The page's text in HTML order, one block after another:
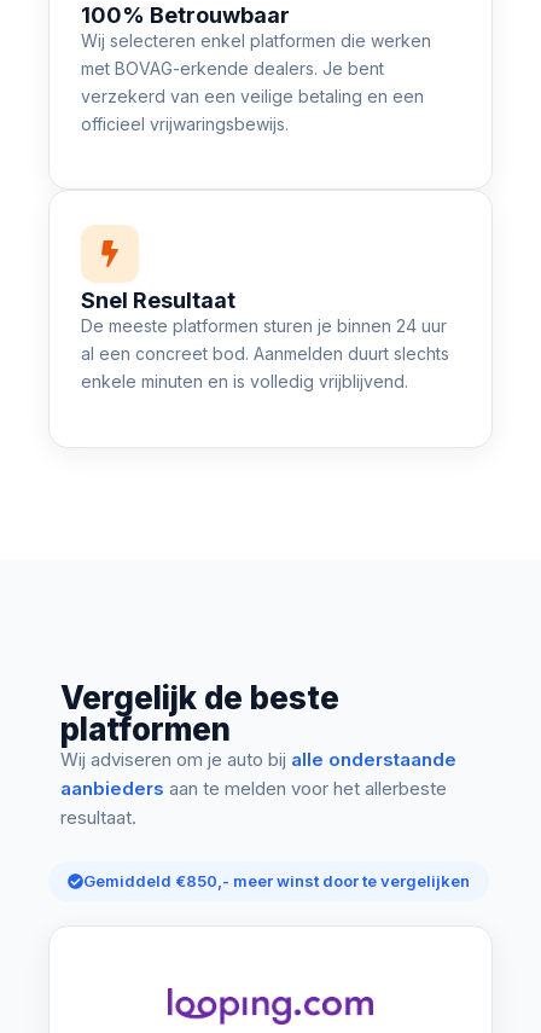
100% Betrouwbaar
Wij selecteren enkel platformen die werken
met BOVAG-erkende dealers. Je bent
verzekerd van een veilige betaling en een
officieel vrijwaringsbewijs.
Snel Resultaat
De meeste platformen sturen je binnen 24 uur
al een concreet bod. Aanmelden duurt slechts
enkele minuten en is volledig vrijblijvend.
Vergelijk de beste
platformen
Wij adviseren om je auto bij alle onderstaande
aanbieders aan te melden voor het allerbeste
resultaat.
Gemiddeld €850,- meer winst door te vergelijken